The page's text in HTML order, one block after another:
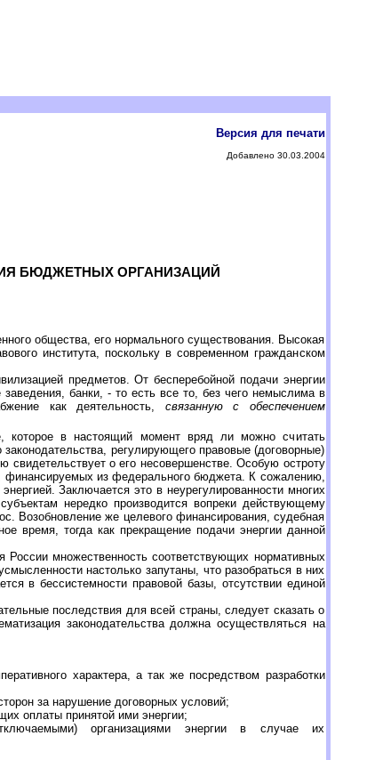
Версия для печати
Добавлено 30.03.2004
БЮДЖЕТНЫХ ОРГАНИЗАЦИЙ
общества, его нормального существования. Высокая
института, поскольку в современном гражданском
предметов. От бесперебойной подачи энергии
банки, - то есть все то, без чего немыслима в
как деятельность, связанную с обеспечением
которое в настоящий момент вряд ли можно считать
регулирующего правовые (договорные)
свидетельствует о его несовершенстве. Особую остроту
финансируемых из федерального бюджета. К сожалению,
Заключается это в неурегулированности многих
нередко производится вопреки действующему
Возобновление же целевого финансирования, судебная
время, тогда как прекращение подачи энергии данной
России множественность соответствующих нормативных
настолько запутаны, что разобраться в них
в бессистемности правовой базы, отсутствии единой
последствия для всей страны, следует сказать о
законодательства должна осуществляться на
характера, а так же посредством разработки
за нарушение договорных условий;
оплаты принятой ими энергии;
организациями энергии в случае их